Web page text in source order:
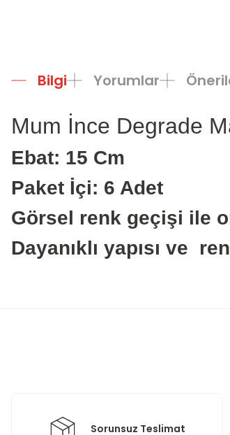
Bilgi Yorumlar
Mum İnce Degrade
Ebat: 15 Cm
Paket İçi: 6 Adet
Görsel renk geçişi ile
Dayanıklı yapısı ve
Sorunsuz Teslimat